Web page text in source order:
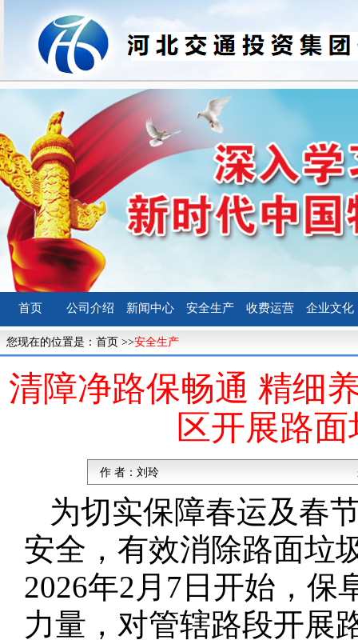
首页 公司介绍 新闻中心 安全生产 收费运营 企业文化
您现在的位置是： 首页 >>安全生产
清障净路保畅通 精细
区开展路
作 者： 刘玲
为切实保障春运及春
安全，有效消除路面垃
2026年2月7日开始，保
力量，对管辖路段开展